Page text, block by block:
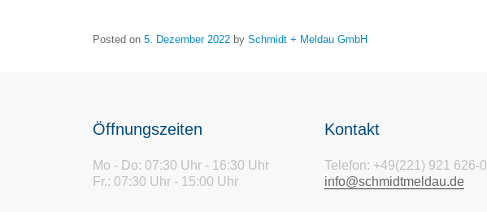
Posted on 5. Dezember 2022 by Schmidt + Meldau GmbH
Öffnungszeiten
Mo - Do: 07:30 Uhr - 16:30 Uhr
Fr.: 07:30 Uhr - 15:00 Uhr
Kontakt
Telefon: +49(221) 921 626-0
info@schmidtmeldau.de